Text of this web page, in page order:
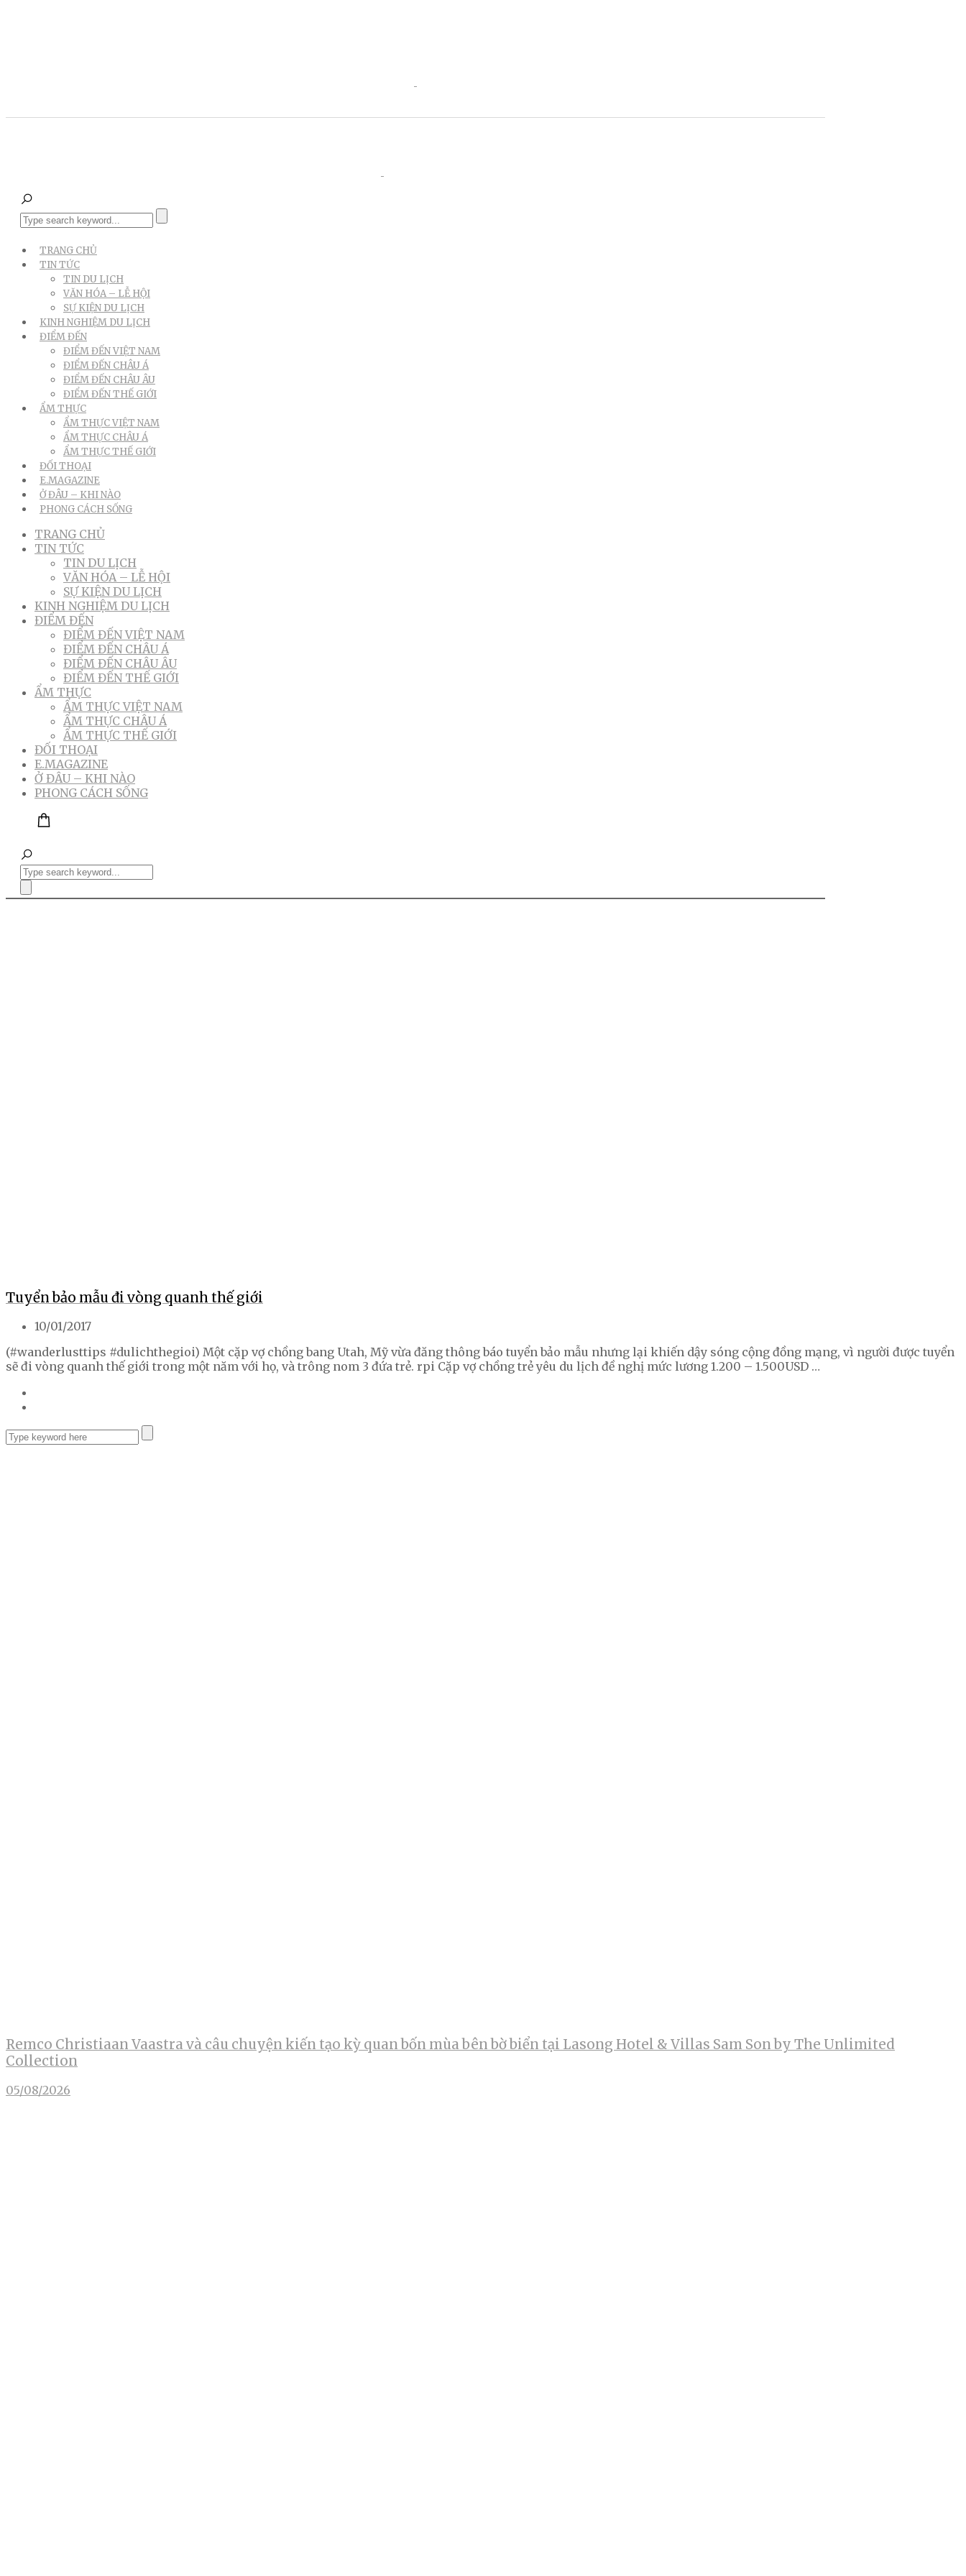
TRANG CHỦ
TIN TỨC
TIN DU LỊCH
VĂN HÓA – LỄ HỘI
SỰ KIỆN DU LỊCH
KINH NGHIỆM DU LỊCH
ĐIỂM ĐẾN
ĐIỂM ĐẾN VIỆT NAM
ĐIỂM ĐẾN CHÂU Á
ĐIỂM ĐẾN CHÂU ÂU
ĐIỂM ĐẾN THẾ GIỚI
ẨM THỰC
ẨM THỰC VIỆT NAM
ẨM THỰC CHÂU Á
ẨM THỰC THẾ GIỚI
ĐỐI THOẠI
E.MAGAZINE
Ở ĐÂU – KHI NÀO
PHONG CÁCH SỐNG
TRANG CHỦ
TIN TỨC
TIN DU LỊCH
VĂN HÓA – LỄ HỘI
SỰ KIỆN DU LỊCH
KINH NGHIỆM DU LỊCH
ĐIỂM ĐẾN
ĐIỂM ĐẾN VIỆT NAM
ĐIỂM ĐẾN CHÂU Á
ĐIỂM ĐẾN CHÂU ÂU
ĐIỂM ĐẾN THẾ GIỚI
ẨM THỰC
ẨM THỰC VIỆT NAM
ẨM THỰC CHÂU Á
ẨM THỰC THẾ GIỚI
ĐỐI THOẠI
E.MAGAZINE
Ở ĐÂU – KHI NÀO
PHONG CÁCH SỐNG
Tuyển bảo mẫu đi vòng quanh thế giới
10/01/2017
(#wanderlusttips #dulichthegioi) Một cặp vợ chồng bang Utah, Mỹ vừa đăng thông báo tuyển bảo mẫu nhưng lại khiến dậy sóng cộng đồng mạng, vì người được tuyển
sẽ đi vòng quanh thế giới trong một năm với họ, và trông nom 3 đứa trẻ. rpi Cặp vợ chồng trẻ yêu du lịch đề nghị mức lương 1.200 – 1.500USD …
Remco Christiaan Vaastra và câu chuyện kiến tạo kỳ quan bốn mùa bên bờ biển tại Lasong Hotel & Villas Sam Son by The Unlimited
Collection
05/08/2026